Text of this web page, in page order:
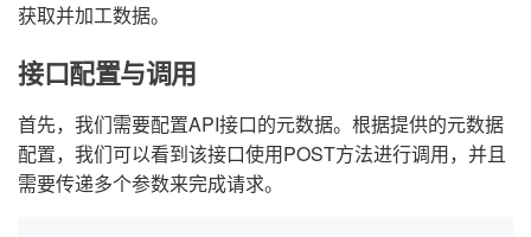
获取并加工数据。
接口配置与调用
首先，我们需要配置API接口的元数据。根据提供的元数据
配置，我们可以看到该接口使用POST方法进行调用，并且
需要传递多个参数来完成请求。